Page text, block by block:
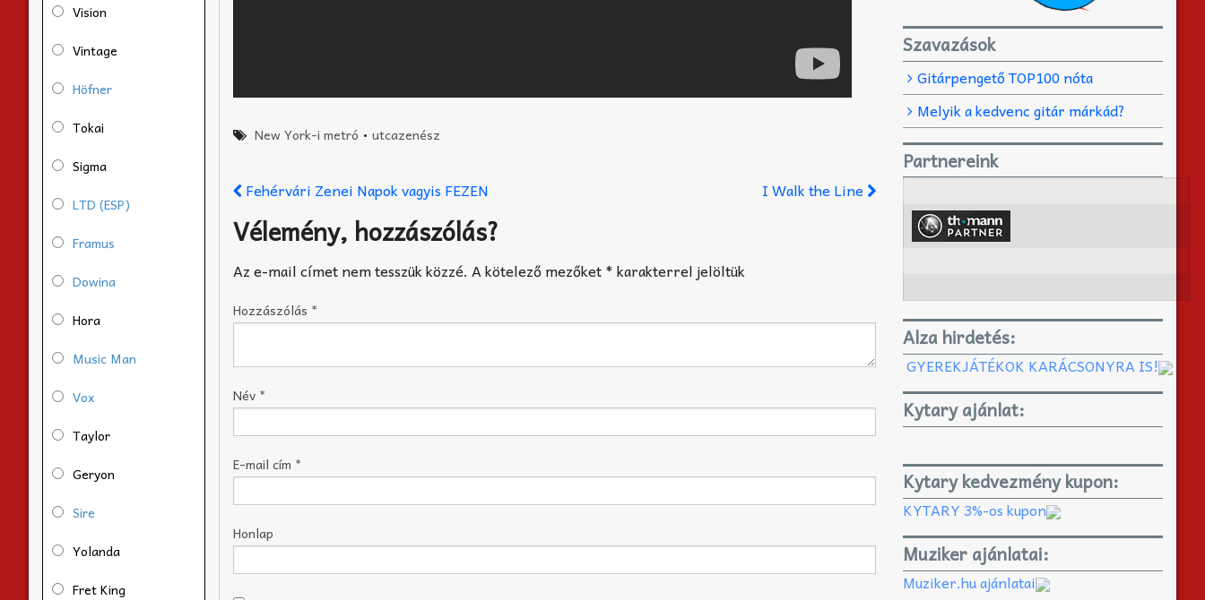
New York-i metró • utcazenész
Fehérvári Zenei Napok vagyis FEZEN I Walk the Line
Vélemény, hozzászólás?
Az e-mail címet nem tesszük közzé. A kötelező mezőket*karakterrel jelöltük
Hozzászólás *
Név *
E-mail cím *
Honlap
Vision
Vintage
Höfner
Tokai
Sigma
LTD (ESP)
Framus
Dowina
Hora
Music Man
Vox
Taylor
Geryon
Sire
Yolanda
Fret King
Szavazások
Gitárpengető TOP100 nóta
Melyik a kedvenc gitár márkád?
Partnereink
Alza hirdetés:
GYEREKJÁTÉKOK KARÁCSONYRA IS!
Kytary ajánlat:
Kytary kedvezmény kupon:
KYTARY 3%-os kupon
Muziker ajánlatai:
Muziker.hu ajánlatai